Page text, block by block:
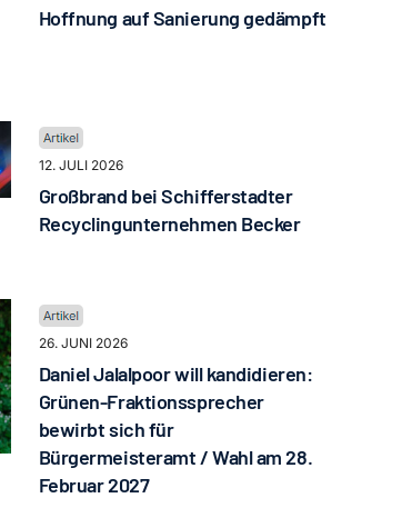
Hoffnung auf Sanierung gedämpft
12. JULI 2026
Großbrand bei Schifferstadter
Recyclingunternehmen Becker
26. JUNI 2026
Daniel Jalalpoor will kandidieren:
Grünen-Fraktionssprecher
bewirbt sich für
Bürgermeisteramt / Wahl am 28.
Februar 2027